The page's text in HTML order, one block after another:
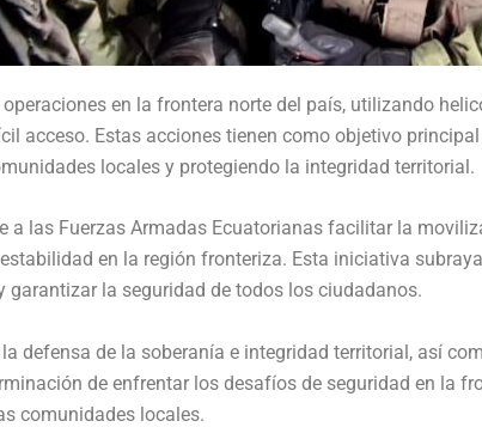
en la frontera norte del país, utilizando
acceso. Estas acciones tienen como objetivo
locales y protegiendo la integridad territorial.
a las Fuerzas Armadas Ecuatorianas facilitar la
en la región fronteriza. Esta iniciativa
la seguridad de todos los ciudadanos.
defensa de la soberanía e integridad territorial, así
de enfrentar los desafíos de seguridad en la
comunidades locales.